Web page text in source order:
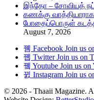
இந்தோ – சோவியத்
கணக்கு வாத்தியாராக
போதைப்பொருள்
August 7, 2026
Facebook Join us
Twitter Join us on
Youtube Join us on
Instagram Join us
© 2026 - Thaaii Magazine.